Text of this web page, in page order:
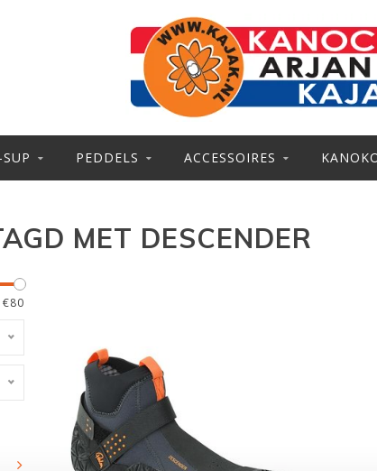
PEDDELS ACCESSOIRES
MET DESCENDER
€80